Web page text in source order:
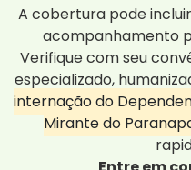
A cobertura pode
acompanhamento
Verifique com seu
especializado,
internação do
Mirante do